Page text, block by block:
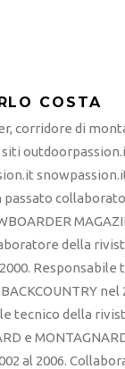
COSTA
corridore di
passato
della
Responsabile
nel
tecnico della
e
al 2006.